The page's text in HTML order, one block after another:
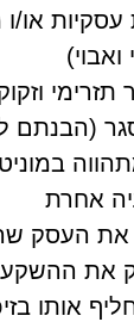
או/
(הבנתם
אחרת
את העסק
את
אותו